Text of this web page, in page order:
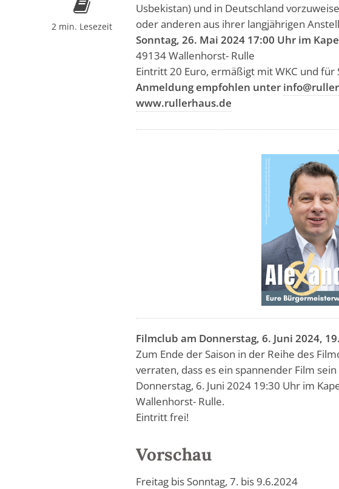
2 min. Lesezeit
Usbekistan) und in Deutschland
oder anderen aus ihrer langjährigen
Sonntag, 26. Mai 2024 17:00 Uhr im
49134 Wallenhorst- Rulle
Eintritt 20 Euro, ermäßigt mit WKC und
Anmeldung empfohlen unter
www.rullerhaus.de
Filmclub am Donnerstag, 6. Juni 2024,
Zum Ende der Saison in der Reihe des
verraten, dass es ein spannender Film
Donnerstag, 6. Juni 2024 19:30 Uhr im
Wallenhorst- Rulle.
Eintritt frei!
Vorschau
Freitag bis Sonntag, 7. bis 9.6.2024